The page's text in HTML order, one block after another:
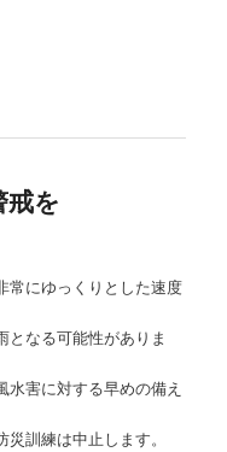
戒を
常にゆっくりとした速度
となる可能性がありま
害に対する早めの備え
訓練は中止します。